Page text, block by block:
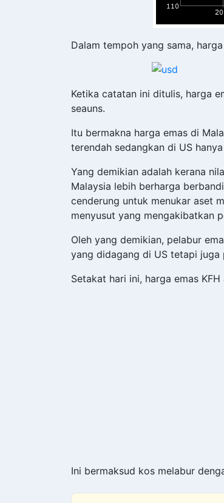
Dalam tempoh yang sama,
Ketika catatan ini ditulis, harga
seauns.
Itu bermakna harga emas di
terendah sedangkan di US
Yang demikian adalah kerana
Malaysia lebih berharga
cenderung untuk menukar aset
menyusut yang mengakibatkan
Oleh yang demikian, pelabur
yang didagang di US tetapi juga
Setakat hari ini, harga emas
Ini bermaksud kos melabur